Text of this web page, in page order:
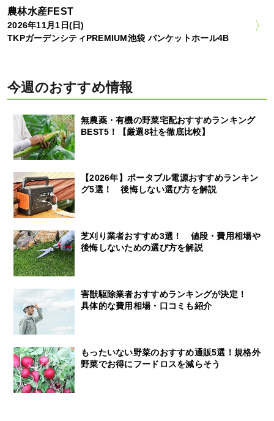
農林水産FEST
2026年11月1日(日)
TKPガーデンシティPREMIUM池袋 バンケットホール4B
今週のおすすめ情報
無農薬・有機の野菜宅配おすすめランキング
BEST5！【厳選8社を徹底比較】
【2026年】ポータブル電源おすすめランキン
グ5選！ 後悔しない選び方を解説
芝刈り業者おすすめ3選！ 値段・費用相場や
後悔しないための選び方を解説
害獣駆除業者おすすめランキングが決定！
具体的な費用相場・口コミも紹介
もったいない野菜のおすすめ通販5選！規格外
野菜でお得にフードロスを減らそう